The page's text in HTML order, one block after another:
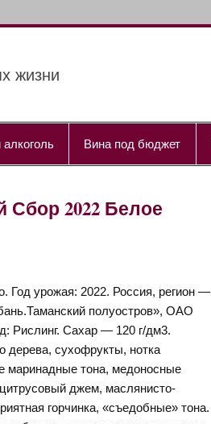
жизни
Вина под бюджет
Сбор 2022 Белое
Год урожая: 2022. Россия, регион —
полуостров», ОАО
Рислинг. Сахар — 120 г/дм3.
дерева, сухофрукты, нотка
маринадные тона, медоносные
джем, маслянисто-
горчинка, «съедобные» тона.